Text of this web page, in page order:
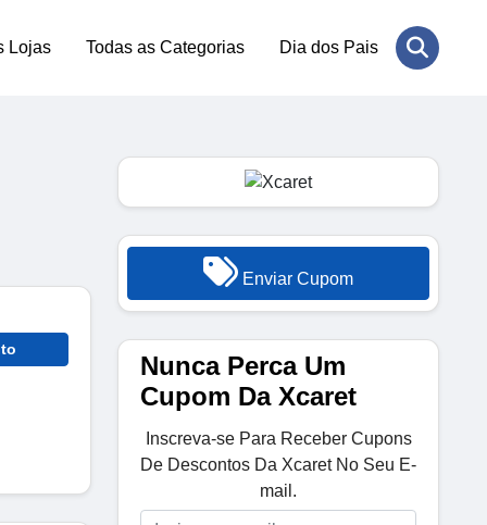
Lojas Todas as Categorias Dia dos Pais
Enviar Cupom
Nunca Perca Um
Cupom Da Xcaret
Inscreva-se Para Receber Cupons
De Descontos Da Xcaret No Seu E-
mail.